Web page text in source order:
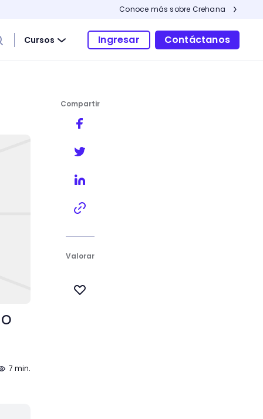
Conoce más sobre Crehana
Cursos Ingresar Contáctanos
7 min.
Compartir
Valorar